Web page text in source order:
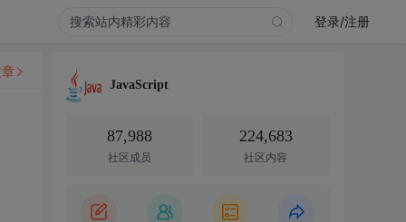
登录/注册
JavaScript
87,988
社区成员
224,683
社区内容